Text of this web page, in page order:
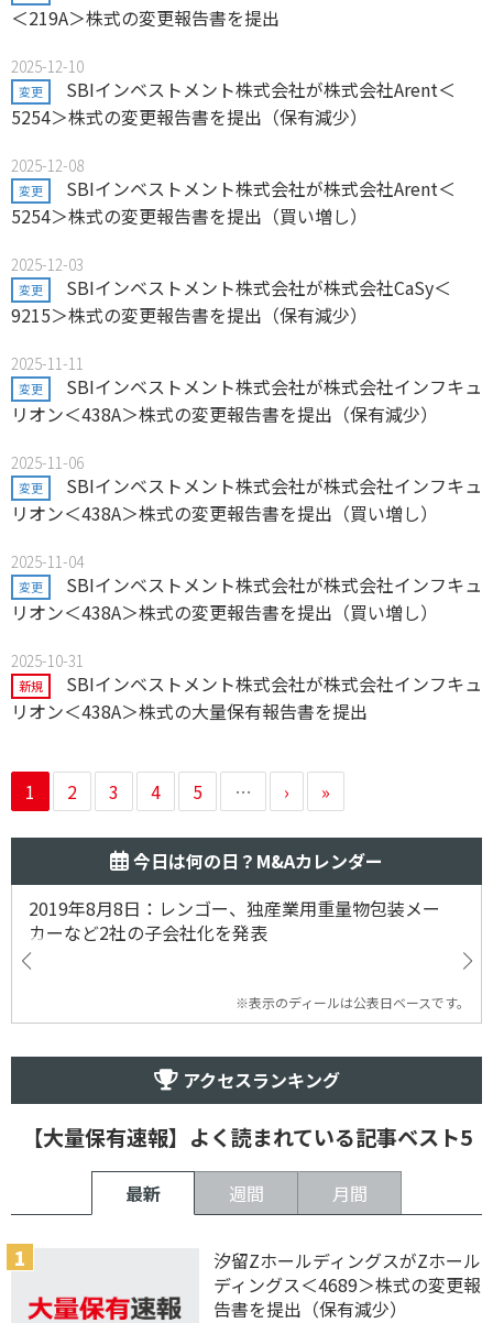
＜219A＞株式の変更報告書を提出
2025-12-10
変更
SBIインベストメント株式会社が株式会社Arent＜
5254＞株式の変更報告書を提出（保有減少）
2025-12-08
変更
SBIインベストメント株式会社が株式会社Arent＜
5254＞株式の変更報告書を提出（買い増し）
2025-12-03
変更
SBIインベストメント株式会社が株式会社CaSy＜
9215＞株式の変更報告書を提出（保有減少）
2025-11-11
変更
SBIインベストメント株式会社が株式会社インフキュ
リオン＜438A＞株式の変更報告書を提出（保有減少）
2025-11-06
変更
SBIインベストメント株式会社が株式会社インフキュ
リオン＜438A＞株式の変更報告書を提出（買い増し）
2025-11-04
変更
SBIインベストメント株式会社が株式会社インフキュ
リオン＜438A＞株式の変更報告書を提出（買い増し）
2025-10-31
新規
SBIインベストメント株式会社が株式会社インフキュ
リオン＜438A＞株式の大量保有報告書を提出
1 2 3 4 5 … › »
今日は何の日？M&Aカレンダー
2019年8月8日：レンゴー、独産業用重量物包装メー
カーなど2社の子会社化を発表
※表示のディールは公表日ベースです。
アクセスランキング
【大量保有速報】よく読まれている記事ベスト5
最新 週間 月間
汐留ZホールディングスがZホール
ディングス＜4689＞株式の変更報
告書を提出（保有減少）